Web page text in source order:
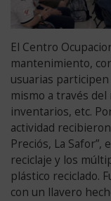
El Centro
mantenimiento,
usuarias participen
mismo a través
inventarios, etc.
actividad
Preciós, La
reciclaje y los
plástico reciclado.
con un llavero